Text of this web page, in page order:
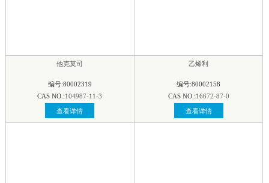
他克莫司
编号:80002319
CAS NO.:104987-11-3
查看详情
乙烯利
编号:80002158
CAS NO.:16672-87-0
查看详情